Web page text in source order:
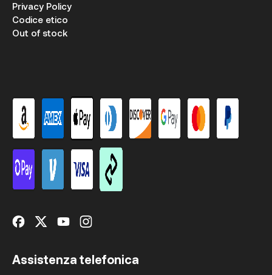
Privacy Policy
Codice etico
Out of stock
Assistenza telefonica